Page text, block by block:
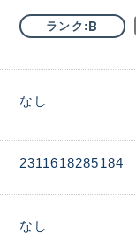
ランク B
なし
2311618285184
なし